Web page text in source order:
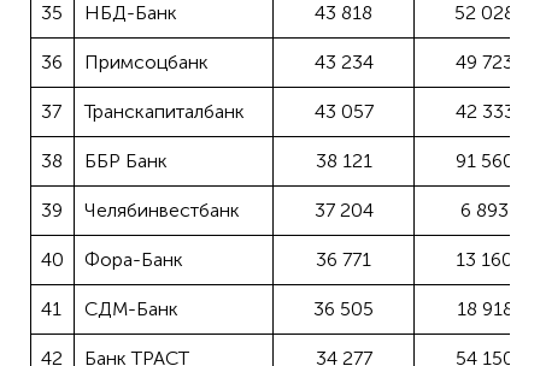
35 НБД-Банк 43 818 52 028
36 Примсоцбанк 43 234 49 723
37 Транскапиталбанк 43 057 42 333
38 ББР Банк 38 121 91 560
39 Челябинвестбанк 37 204 6 893
40 Фора-Банк 36 771 13 160
41 СДМ-Банк 36 505 18 918
42 Банк ТРАСТ 34 277 54 150